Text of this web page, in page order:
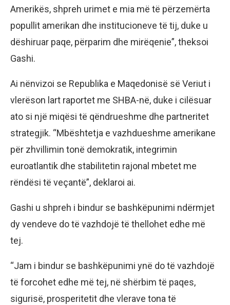
Amerikës, shpreh urimet e mia më të përzemërta
popullit amerikan dhe institucioneve të tij, duke u
dëshiruar paqe, përparim dhe mirëqenie”, theksoi
Gashi.
Ai nënvizoi se Republika e Maqedonisë së Veriut i
vlerëson lart raportet me SHBA-në, duke i cilësuar
ato si një miqësi të qëndrueshme dhe partneritet
strategjik. “Mbështetja e vazhdueshme amerikane
për zhvillimin tonë demokratik, integrimin
euroatlantik dhe stabilitetin rajonal mbetet me
rëndësi të veçantë”, deklaroi ai.
Gashi u shpreh i bindur se bashkëpunimi ndërmjet
dy vendeve do të vazhdojë të thellohet edhe më
tej.
“Jam i bindur se bashkëpunimi ynë do të vazhdojë
të forcohet edhe më tej, në shërbim të paqes,
sigurisë, prosperitetit dhe vlerave tona të